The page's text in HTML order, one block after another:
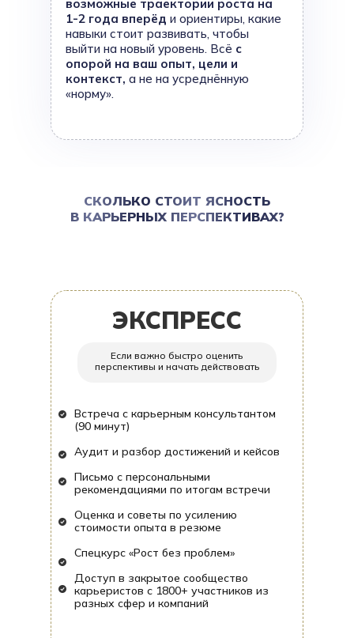
возможные траектории роста на
1-2 года вперёд и ориентиры, какие
навыки стоит развивать, чтобы
выйти на новый уровень. Всё с
опорой на ваш опыт, цели и
контекст, а не на усреднённую
«норму».
СКОЛЬКО СТОИТ ЯСНОСТЬ
В КАРЬЕРНЫХ ПЕРСПЕКТИВАХ?
Встреча с карьерным консультантом
(90 минут)
Аудит и разбор достижений и кейсов
Письмо с персональными
рекомендациями по итогам встречи
Оценка и советы по усилению
стоимости опыта в резюме
Спецкурс «Рост без проблем»
Доступ в закрытое сообщество
карьеристов с 1800+ участников из
разных сфер и компаний
Если важно быстро оценить
перспективы и начать действовать
ЭКСПРЕСС